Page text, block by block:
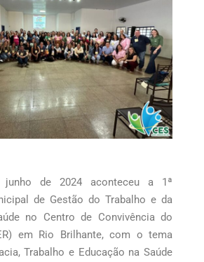
de 2024 aconteceu a 1ª
de Gestão do Trabalho e da
no Centro de Convivência do
em Rio Brilhante, com o tema
Trabalho e Educação na Saúde